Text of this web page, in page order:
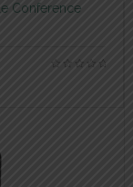
Conference